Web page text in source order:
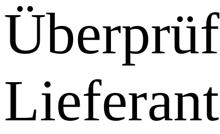
Lieferant